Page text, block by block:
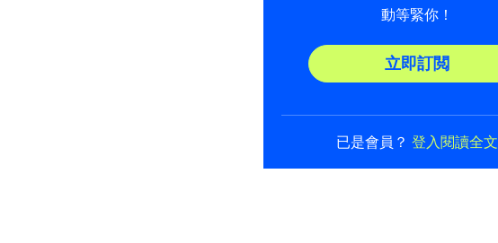
動等緊你！
立即訂閲
已是會員？登入閱讀全文